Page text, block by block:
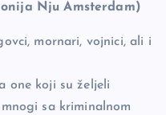
Nju Amsterdam)
mornari, vojnici, ali i
one koji su željeli
sa kriminalnom